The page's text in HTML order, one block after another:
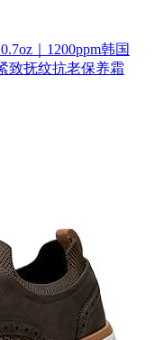
｜1200ppm韩国
致抚纹抗老保养霜